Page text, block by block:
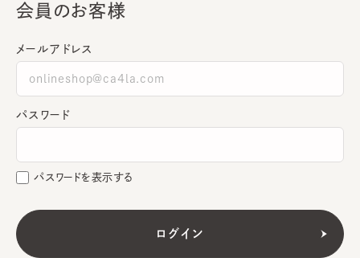
会員のお客様
メールアドレス
パスワード
パスワードを表示する